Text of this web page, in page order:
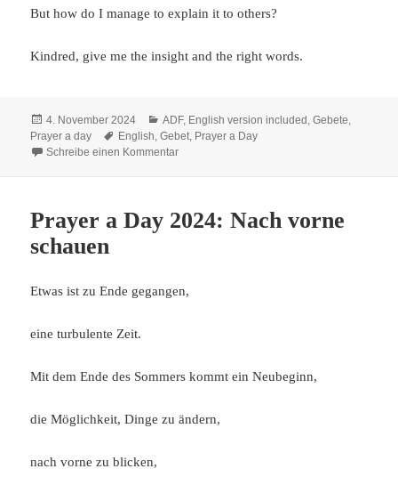
But how do I manage to explain it to others?
Kindred, give me the insight and the right words.
Veröffentlicht
am
4. November 2024 Kategorien
ADF, English version included ,Gebete,
Prayer a day
Schlagwörter
English,Gebet, Prayer a Day
Schreibe einen Kommentarzu Prayer a Day 2024: Für Klarheit
Prayer a Day 2024: Nach vorne
schauen
Etwas ist zu Ende gegangen,
eine turbulente Zeit.
Mit dem Ende des Sommers kommt ein Neubeginn,
die Möglichkeit, Dinge zu ändern,
nach vorne zu blicken,